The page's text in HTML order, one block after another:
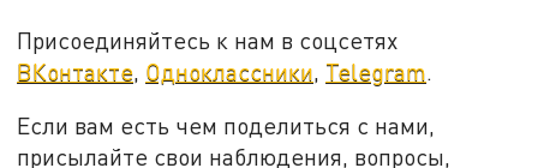
Присоединяйтесь к нам в соцсетях
ВКонтакте Одноклассники Telegram
Если вам есть чем поделиться с нами,
присылайте свои наблюдения, вопросы,